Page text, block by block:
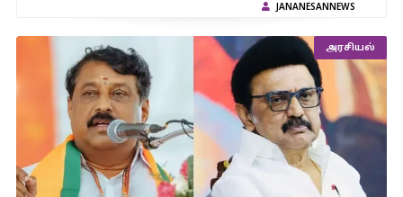
JANANESANNEWS
அரசியல்